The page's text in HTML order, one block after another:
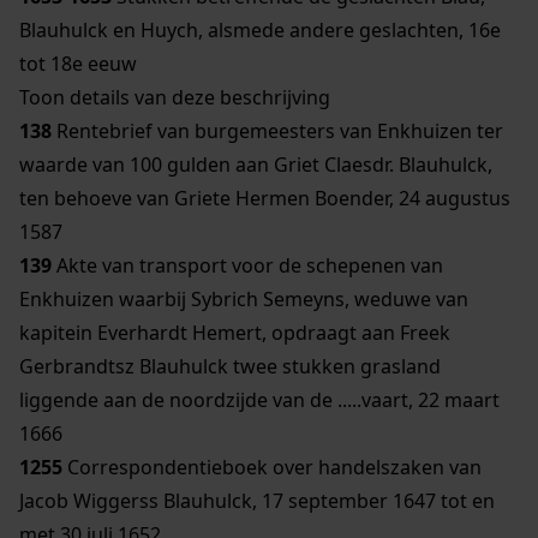
Blauhulck en Huych, alsmede andere geslachten, 16e
tot 18e eeuw
Toon details van deze beschrijving
138 Rentebrief van burgemeesters van Enkhuizen ter
waarde van 100 gulden aan Griet Claesdr. Blauhulck,
ten behoeve van Griete Hermen Boender, 24 augustus
1587
139Akte van transport voor de schepenen van
Enkhuizen waarbij Sybrich Semeyns, weduwe van
kapitein Everhardt Hemert, opdraagt aan Freek
Gerbrandtsz Blauhulck twee stukken grasland
liggende aan de noordzijde van de .....vaart, 22 maart
1666
1255 Correspondentieboek over handelszaken van
Jacob Wiggerss Blauhulck, 17 september 1647 tot en